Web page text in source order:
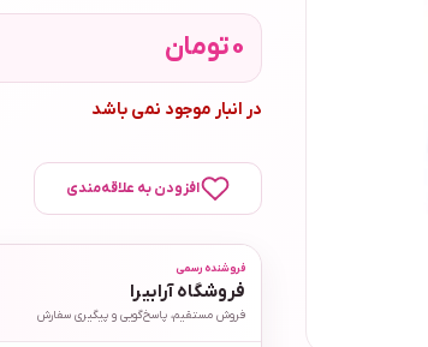
0تومان
در انبار موجود نمی باشد
افزودن به علاقه‌مندی
فروشنده رسمی
فروشگاه آرابیرا
فروش مستقیم، پاسخ‌گویی و پیگیری سفارش